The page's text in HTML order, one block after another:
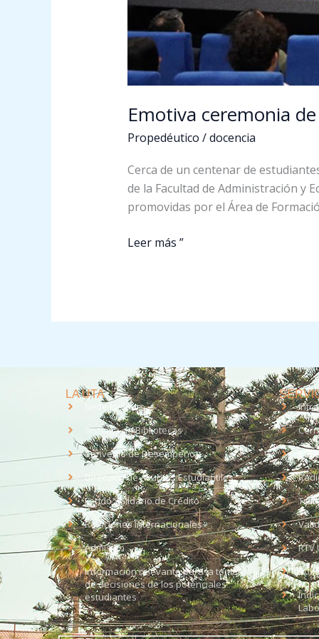
Emotiva ceremonia
Propedéutico /docencia
Cerca de un centenar de
de la Facultad de Administración y
promovidas por el Área de
Leer más ”
LA UTA
Sede Iquique
Sistema de Bibliotecas
Convenio de Desempeño
Dirección de Asuntos Estudiantiles
Fondo Solidario de Crédito
Relaciones Internacionales
Admisión
Información relevante para la toma
de decisiones de los potenciales
estudiantes
RTV